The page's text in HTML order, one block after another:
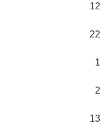
12
22
1
2
13